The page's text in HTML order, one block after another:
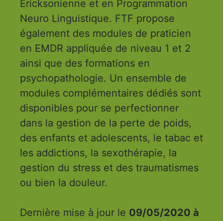
Ericksonienne et en Programmation
Neuro Linguistique. FTF propose
également des modules de praticien
en EMDR appliquée de niveau 1 et 2
ainsi que des formations en
psychopathologie. Un ensemble de
modules complémentaires dédiés sont
disponibles pour se perfectionner
dans la gestion de la perte de poids,
des enfants et adolescents, le tabac et
les addictions, la sexothérapie, la
gestion du stress et des traumatismes
ou bien la douleur.
Dernière mise à jour le 09/05/2020 à